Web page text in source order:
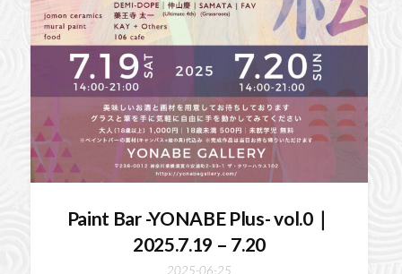
Paint Bar -YONABE Plus- vol.0｜
2025.7.19 – 7.20
2025-06-25